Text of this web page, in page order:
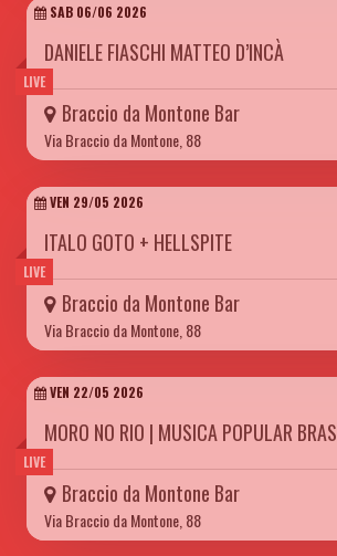
LIVE
SAB 06/06 2026
DANIELE FIASCHI MATTEO D’INCÀ
Braccio da Montone Bar
Via Braccio da Montone, 88
LIVE
VEN 29/05 2026
ITALO GOTO + HELLSPITE
Braccio da Montone Bar
Via Braccio da Montone, 88
LIVE
VEN 22/05 2026
MORO NO RIO | MUSICA POPULAR
Braccio da Montone Bar
Via Braccio da Montone, 88